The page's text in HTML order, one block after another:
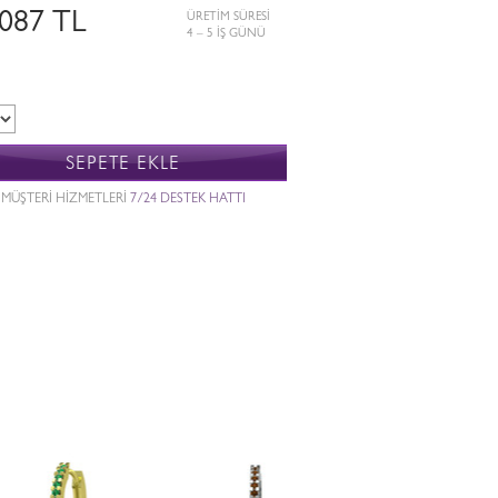
TL
ÜRETİM SÜRESİ
4 – 5 İŞ GÜNÜ
SEPETE EKLE
MÜŞTERİ HİZMETLERİ 7/24 DESTEK HATTI